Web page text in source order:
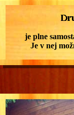
je plne
Je v nej